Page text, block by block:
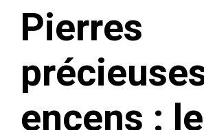
Pierres
encens :